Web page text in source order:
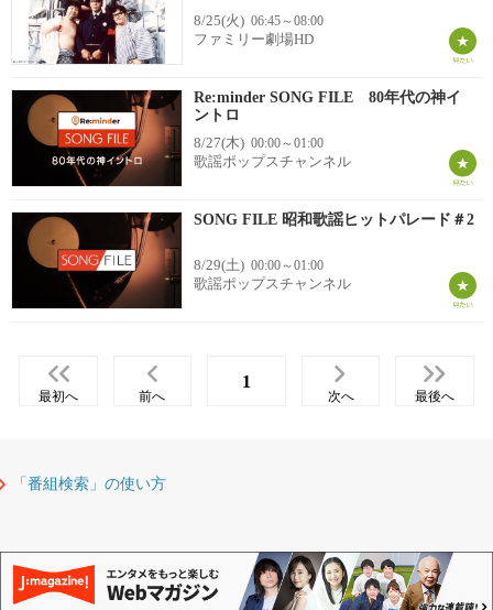
8/25(火) 06:45～08:00
ファミリー劇場HD
Re:minder SONG FILE 80年代の神イ
ントロ
8/27(木) 00:00～01:00
歌謡ポップスチャンネル
SONG FILE 昭和歌謡ヒットパレード＃2
8/29(土) 00:00～01:00
歌謡ポップスチャンネル
最初へ 前へ
1
次へ 最後へ
「番組検索」の使い方